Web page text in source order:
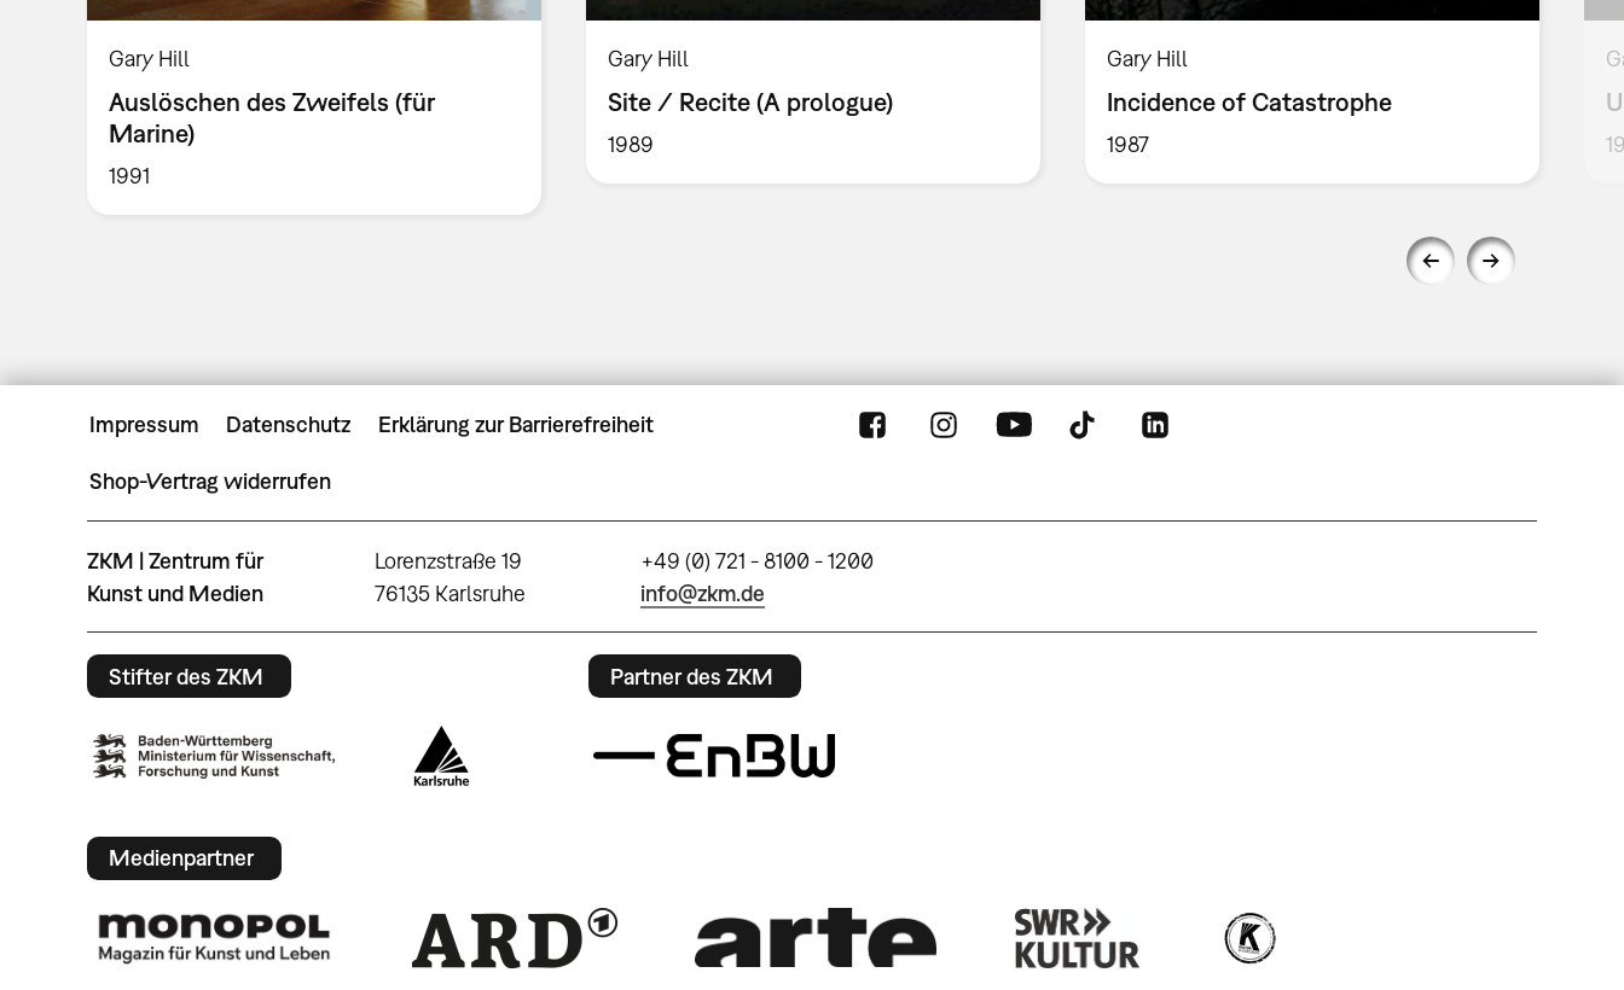
Gary Hill
Auslöschen des Zweifels (für
Marine)
1991
Gary Hill
Site / Recite (A prologue)
1989
Gary Hill
Incidence of Catastrophe
1987
Impressum Datenschutz Erklärung zur Barrierefreiheit
Shop-Vertrag widerrufen
ZKM | Zentrum für
Kunst und Medien
Lorenzstraße 19
76135 Karlsruhe
+49 (0) 721 - 8100 - 1200
info@zkm.de
Stifter des ZKM Partner des ZKM
Medienpartner